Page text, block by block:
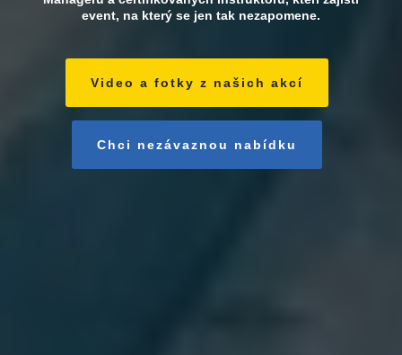
event, na který se jen tak nezapomene.
Video a fotky z našich akcí
Chci nezávaznou nabídku